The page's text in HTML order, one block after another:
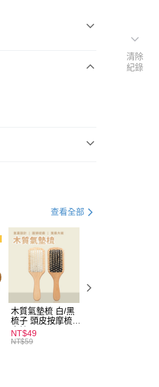
查看全部
木質氣墊梳 白/黑
梳子 頭皮按摩梳
木梳
NT$49
NT$59
清除
紀錄